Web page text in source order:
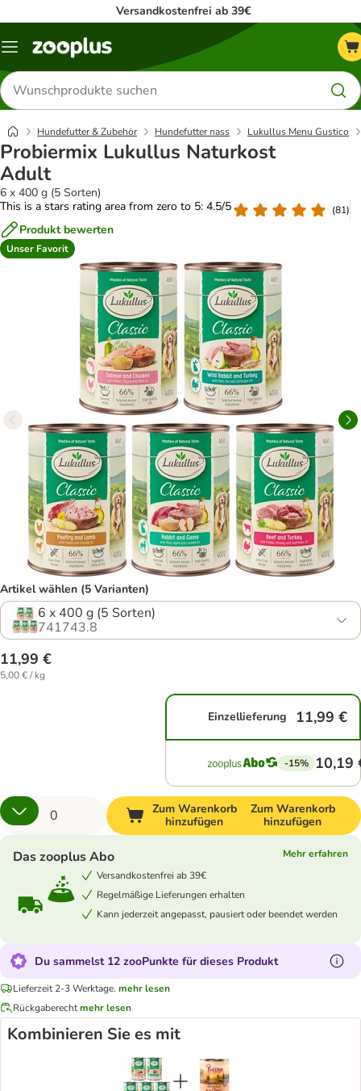
Versandkostenfrei ab 39€
Menü
Produkte
suchen
Hundefutter & Zubehör Hundefutter nass Lukullus Menu Gustico
Probiermix Lukullus Naturkost
Adult
6 x 400 g (5 Sorten)
This is a stars rating area from zero to 5: 4.5/5
(81)
Produkt bewerten
Unser Favorit
Artikel wählen (5 Varianten)
6 x 400 g (5 Sorten)
741743.8
11,99 €
5,00 € / kg
Einzellieferung 11,99 €
-15% 10,19
Zum Warenkorb
hinzufügen
Zum Warenkorb
hinzufügen
Das zooplus Abo
Mehr erfahren
Versandkostenfrei ab 39€
Regelmäßige Lieferungen erhalten
Kann jederzeit angepasst, pausiert oder beendet werden
Du sammelst 12 zooPunkte für dieses Produkt
Lieferzeit 2-3 Werktage. mehr lesen
Rückgaberechtmehr lesen
Kombinieren Sie es mit